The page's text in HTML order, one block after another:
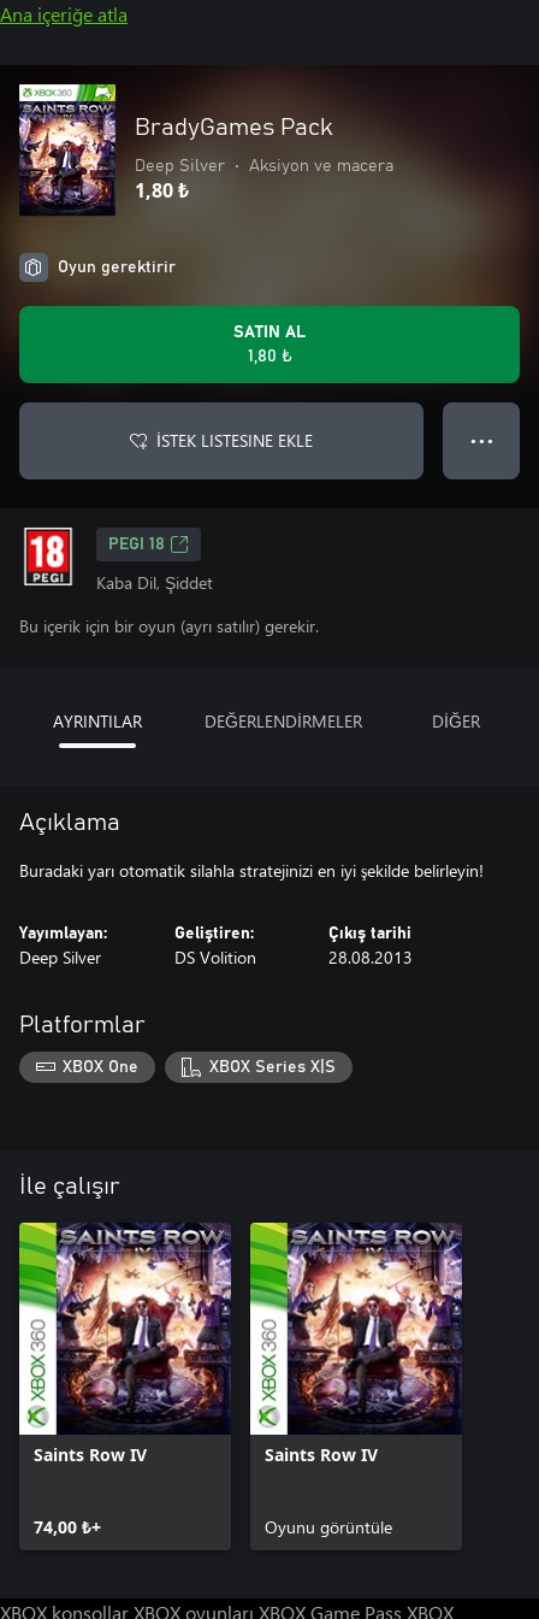
Ana içeriğe atla
BradyGames Pack
Deep Silver • Aksiyon ve macera
1,80 ₺
Oyun gerektirir
SATIN AL
1,80 ₺
İSTEK LISTESINE EKLE ● ● ●
PEGI 18
Kaba Dil, Şiddet
Bu içerik için bir oyun (ayrı satılır) gerekir.
AYRINTILAR DEĞERLENDİRMELER DİĞER
Açıklama
Buradaki yarı otomatik silahla stratejinizi en iyi şekilde belirleyin!
Yayımlayan:
Deep Silver
Geliştiren:
DS Volition
Çıkış tarihi
28.08.2013
Platformlar
XBOX One XBOX Series X|S
İle çalışır
Saints Row IV
74,00 ₺+
Saints Row IV
Oyunu görüntüle
XBOX konsollarXBOX oyunları XBOX Game Pass XBOX